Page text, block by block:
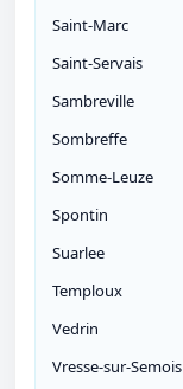
Saint-Marc
Saint-Servais
Sambreville
Sombreffe
Somme-Leuze
Spontin
Suarlee
Temploux
Vedrin
Vresse-sur-Semois